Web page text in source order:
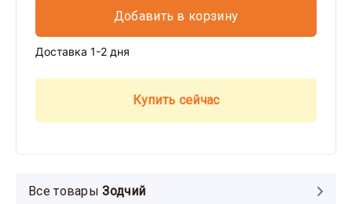
Добавить в корзину
Доставка 1-2 дня
Купить сейчас
Все товарыЗодчий